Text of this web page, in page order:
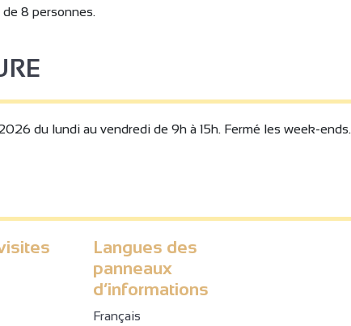
8 personnes.
du lundi au vendredi de 9h à 15h. Fermé les week-ends.
Langues des
panneaux
d’informations
Français